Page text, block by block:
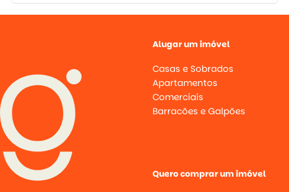
Alugar um imóvel
Casas e Sobrados
Apartamentos
Comerciais
Barracões e Galpões
Quero comprar um imóvel